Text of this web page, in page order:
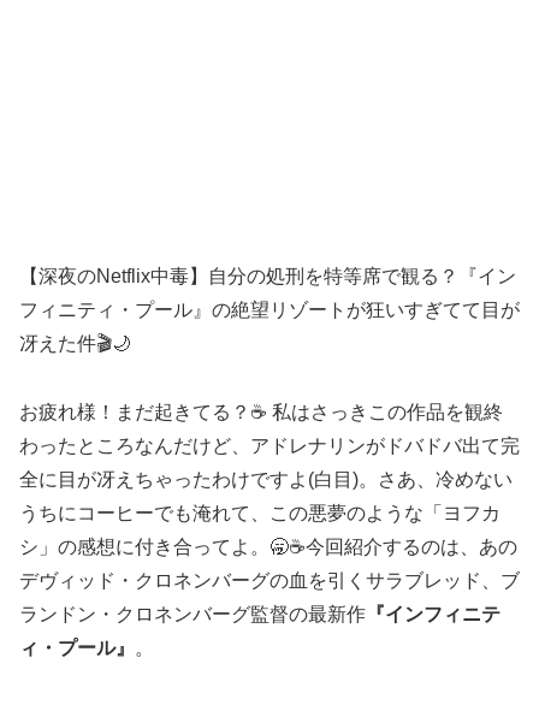
【深夜のNetflix中毒】自分の処刑を特等席で観る？『イン
フィニティ・プール』の絶望リゾートが狂いすぎてて目が
冴えた件🎬🌙
お疲れ様！まだ起きてる？☕ 私はさっきこの作品を観終
わったところなんだけど、アドレナリンがドバドバ出て完
全に目が冴えちゃったわけですよ(白目)。さあ、冷めない
うちにコーヒーでも淹れて、この悪夢のような「ヨフカ
シ」の感想に付き合ってよ。🥱☕今回紹介するのは、あの
デヴィッド・クロネンバーグの血を引くサラブレッド、ブ
ランドン・クロネンバーグ監督の最新作 『インフィニテ
ィ・プール』
。